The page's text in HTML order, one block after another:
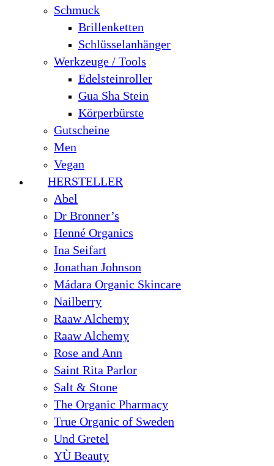
Schmuck
Brillenketten
Schlüsselanhänger
Werkzeuge / Tools
Edelsteinroller
Gua Sha Stein
Körperbürste
Gutscheine
Men
Vegan
HERSTELLER
Abel
Dr Bronner’s
Henné Organics
Ina Seifart
Jonathan Johnson
Mádara Organic Skincare
Nailberry
Raaw Alchemy
Raaw Alchemy
Rose and Ann
Saint Rita Parlor
Salt & Stone
The Organic Pharmacy
True Organic of Sweden
Und Gretel
YÙ Beauty